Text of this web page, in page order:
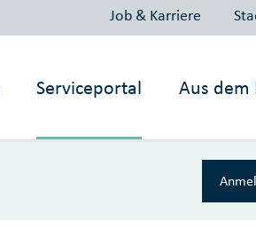
Job & Karriere
Serviceportal Aus dem